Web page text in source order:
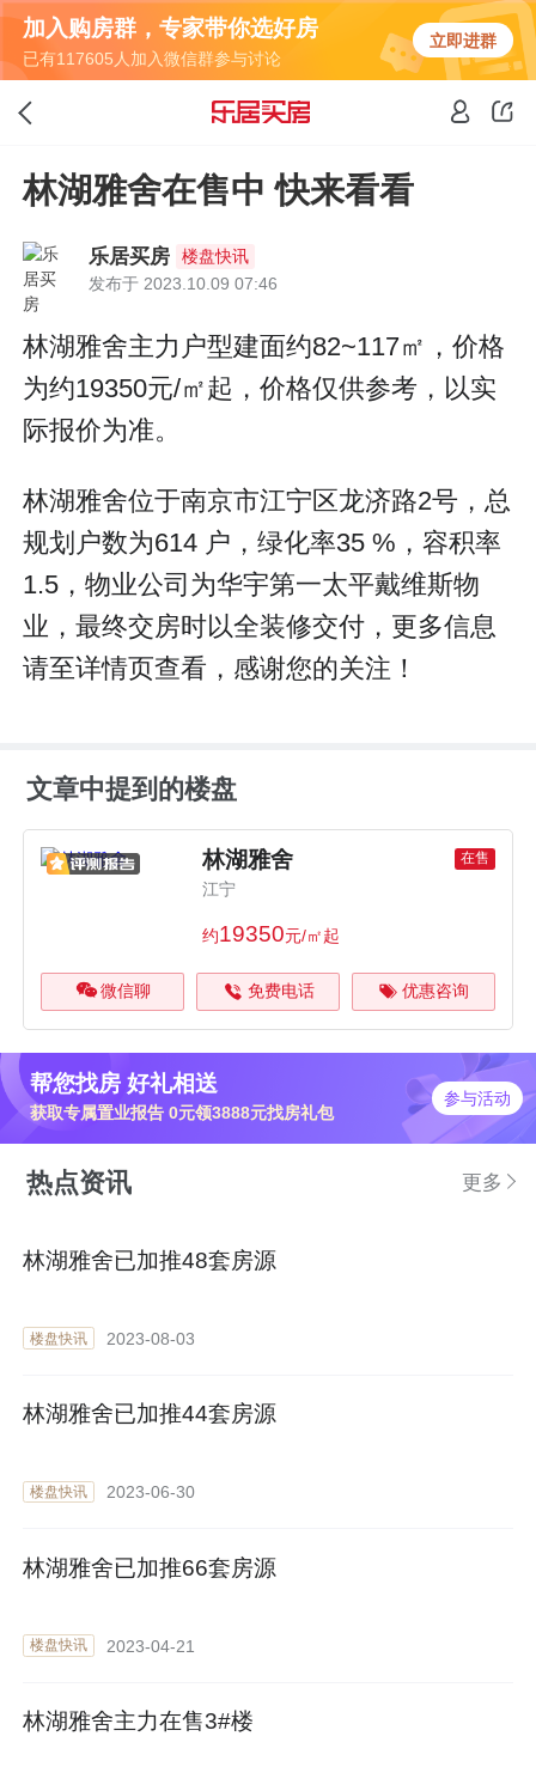
加入购房群，专家带你选好房
已有117605人加入微信群参与讨论
立即进群
林湖雅舍在售中 快来看看
乐居买房
楼盘快讯
发布于 2023.10.09 07:46
林湖雅舍主力户型建面约82~117㎡，价格
为约19350元/㎡起，价格仅供参考，以实
际报价为准。
林湖雅舍位于南京市江宁区龙济路2号，总
规划户数为614 户，绿化率35 %，容积率
1.5，物业公司为华宇第一太平戴维斯物
业，最终交房时以全装修交付，更多信息
请至详情页查看，感谢您的关注！
文章中提到的楼盘
林湖雅舍 在售
江宁
约19350元/㎡起
微信聊 免费电话 优惠咨询
帮您找房 好礼相送
获取专属置业报告 0元领3888元找房礼包
参与活动
热点资讯 更多
林湖雅舍已加推48套房源
楼盘快讯 2023-08-03
林湖雅舍已加推44套房源
楼盘快讯 2023-06-30
林湖雅舍已加推66套房源
楼盘快讯 2023-04-21
林湖雅舍主力在售3#楼